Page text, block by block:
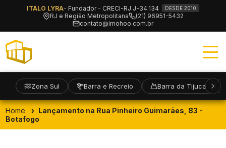
ITALO LYRA- Fundador - CRECI-RJ J-34.134 DESDE 2010
RJ e Região Metropolitana
(21) 96951-5432
contato@imohoo.com.br
Zona Sul Barra e Recreio Barra da Tijuca
Home
Lançamento na Rua Pinheiro Guimarães, 83 -
Botafogo